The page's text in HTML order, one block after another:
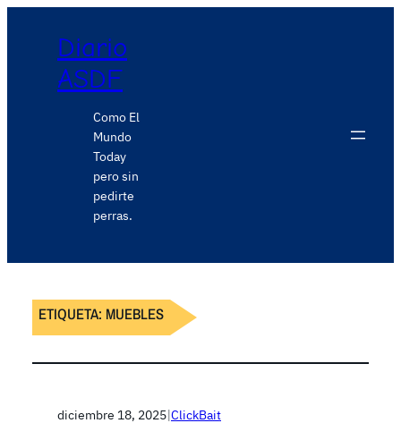
Diario
ASDF
Como El
Mundo
Today
pero sin
pedirte
perras.
ETIQUETA: MUEBLES
diciembre 18, 2025|ClickBait